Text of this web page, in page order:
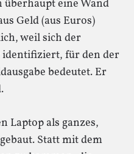
eine Wand
Geld (aus Euros)
weil sich der
für den der
bedeutet. Er
Laptop als ganzes,
Statt mit dem